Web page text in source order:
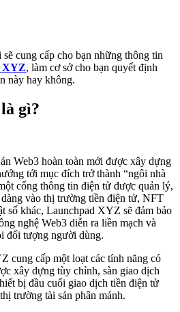
cung cấp cho bạn những thông tin
XYZ, làm cơ sở cho bạn quyết định
này hay không.
gì?
Web3 hoàn toàn mới được xây dựng
tới mục đích trở thành “ngôi nhà
cổng thông tin điện tử được quản lý,
vào thị trường tiền điện tử, NFT
số khác, Launchpad XYZ sẽ đảm bảo
nghệ Web3 diễn ra liền mạch và
đối tượng người dùng.
cung cấp một loạt các tính năng có
xây dựng tùy chỉnh, sàn giao dịch
bị đầu cuối giao dịch tiền điện tử
trường tài sản phân mảnh.